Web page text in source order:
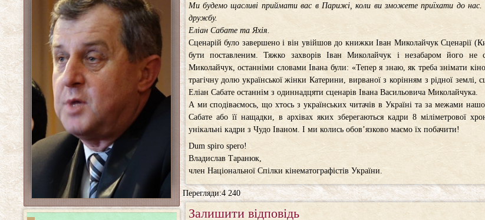
Ми будемо щасливі приймати вас в Парижі, коли ви зможете приїхати до
дружбу.
Еліан Сабате та Яхія.
Сценарій було завершено і він увійшов до книжки Іван Миколайчук Сценарії
бути поставленим. Тяжко захворів Іван Миколайчук і незабаром його не
Миколайчук, останніми словами Івана були: «Тепер я знаю, як треба знімати
трагічну долю української жінки Катерини, вирваної з корінням з рідної землі,
Еліан Сабате останнім з одиннадцяти сценарів Івана Васильовича Миколайчука.
А ми сподіваємось, що хтось з українських читачів в Україні та за межами
Сабате або її нащадки, в архівах яких зберегаються кадри 8 міліметрової
унікальні кадри з Чудо Іваном. І ми колись обов’язково маємо їх побачити!
Dum spiro spero!
Владислав Таранюк,
член Національної Спілки кінематографістів України.
Перегляди:4 240
Залишити відповідь